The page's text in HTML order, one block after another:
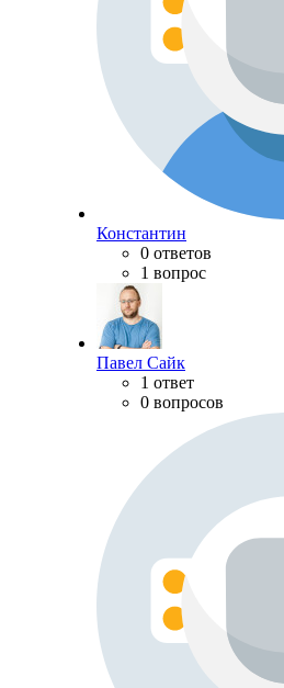
Константин
0 ответов
1 вопрос
Павел Сайк
1 ответ
0 вопросов